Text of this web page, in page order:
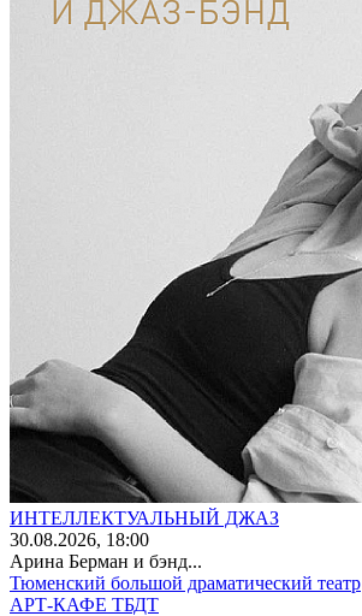
ИНТЕЛЛЕКТУАЛЬНЫЙ ДЖАЗ
30.08.2026, 18:00
Арина Берман и бэнд...
Тюменский большой драматический театр
АРТ-КАФЕ ТБДТ